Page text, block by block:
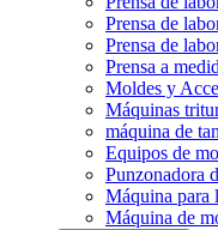
Prensa de
Prensa de
Prensa a
Moldes y
Máquinas
máquina de
Equipos de
Punzonadora
Máquina para
Máquina de